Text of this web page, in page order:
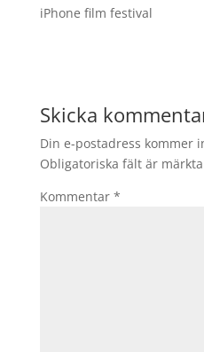
iPhone film festival
Skicka
Din e-postadress kommer
Obligatoriska fält är märkta
Kommentar *